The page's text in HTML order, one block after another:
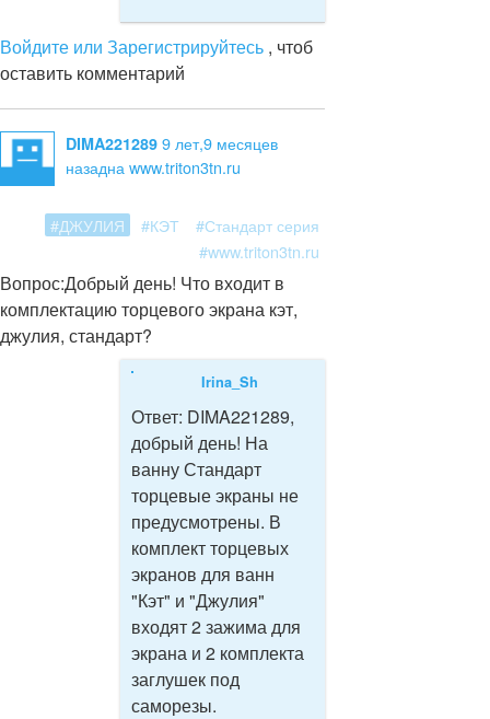
Войдите или Зарегистрируйтесь , чтоб
оставить комментарий
DIMA221289 9 лет,9 месяцев
назадна www.triton3tn.ru
#ДЖУЛИЯ #КЭТ
#Стандарт серия
#www.triton3tn.ru
Вопрос:Добрый день! Что входит в
комплектацию торцевого экрана кэт,
джулия, стандарт?
Irina_Sh
Ответ: DIMA221289,
добрый день! На
ванну Стандарт
торцевые экраны не
предусмотрены. В
комплект торцевых
экранов для ванн
"Кэт" и "Джулия"
входят 2 зажима для
экрана и 2 комплекта
заглушек под
саморезы.